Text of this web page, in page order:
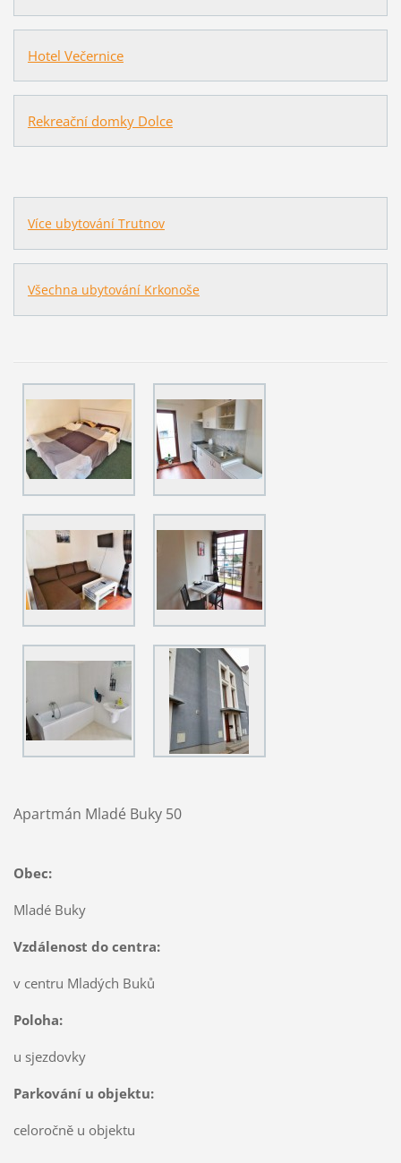
Hotel Večernice
Rekreační domky Dolce
Více ubytování Trutnov
Všechna ubytování Krkonoše
Apartmán Mladé Buky 50
Obec:
Mladé Buky
Vzdálenost do centra:
v centru Mladých Buků
Poloha:
u sjezdovky
Parkování u objektu:
celoročně u objektu